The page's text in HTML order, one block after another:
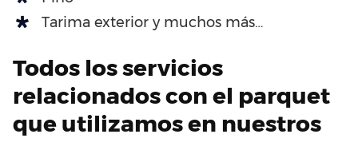
Tarima exterior y muchos más…
Todos los servicios
relacionados con el parquet
que utilizamos en nuestros